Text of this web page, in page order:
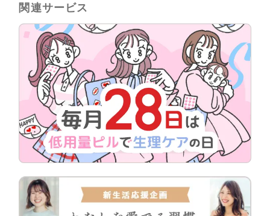
関連サービス